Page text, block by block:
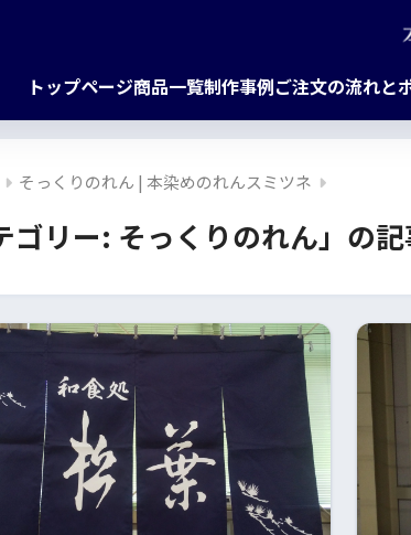
トップページ商品一覧制作事例ご注文の流れと
そっくりのれん | 本染めのれんスミツネ
ゴリー: そっくりのれん」の